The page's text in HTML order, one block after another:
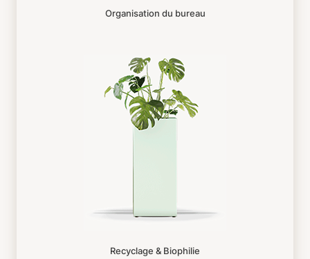
Organisation du bureau
Recyclage & Biophilie